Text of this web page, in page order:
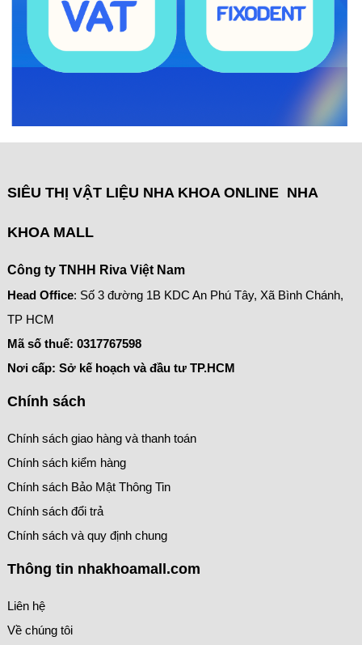
SIÊU THỊ VẬT LIỆU NHA KHOA ONLINE NHA
KHOA MALL
Công ty TNHH Riva Việt Nam
Head Office: Số 3 đường 1B KDC An Phú Tây, Xã Bình Chánh,
TP HCM
Mã số thuế: 0317767598
Nơi cấp: Sở kế hoạch và đầu tư TP.HCM
Chính sách
Chính sách giao hàng và thanh toán
Chính sách kiểm hàng
Chính sách Bảo Mật Thông Tin
Chính sách đổi trả
Chính sách và quy định chung
Thông tin nhakhoamall.com
Liên hệ
Về chúng tôi